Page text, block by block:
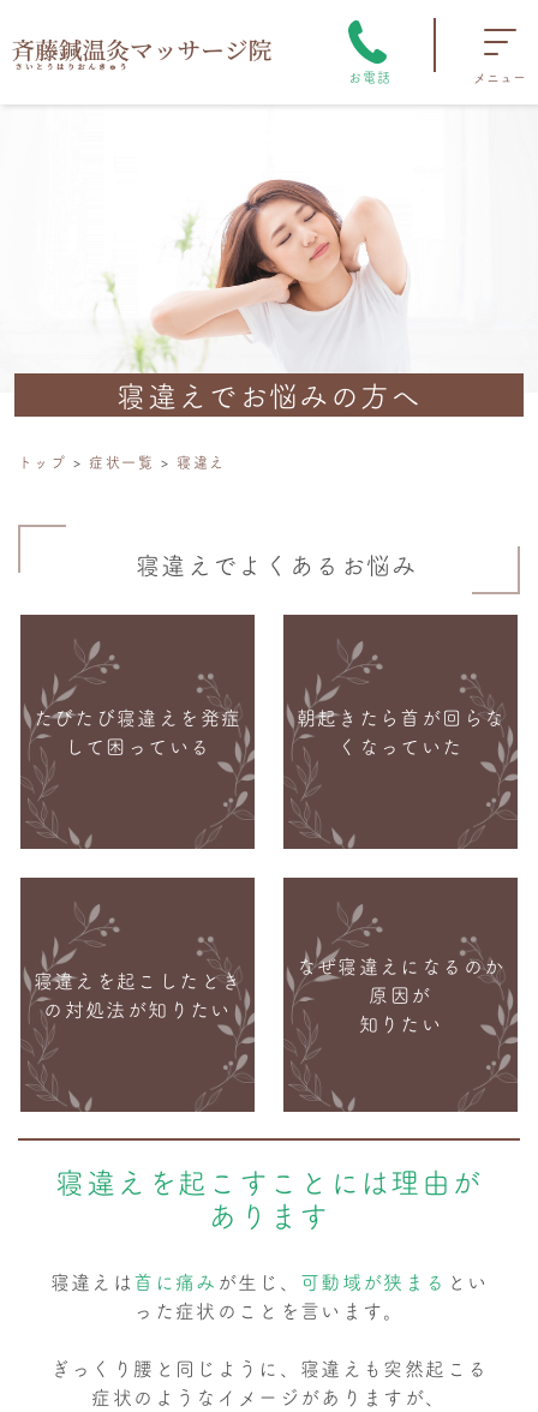
お電話 メニュー
寝違えでお悩みの方へ
トップ 症状一覧 寝違え
寝違えでよくあるお悩み
たびたび寝違えを発症
して困っている
朝起きたら首が回らな
くなっていた
寝違えを起こしたとき
の対処法が知りたい
なぜ寝違えになるのか
原因が
知りたい
寝違えを起こすことには理由が
あります
寝違えは首に痛み が生じ、 可動域が狭まる とい
った症状のことを言います。
ぎっくり腰と同じように、寝違えも突然起こる
症状のようなイメージがありますが、